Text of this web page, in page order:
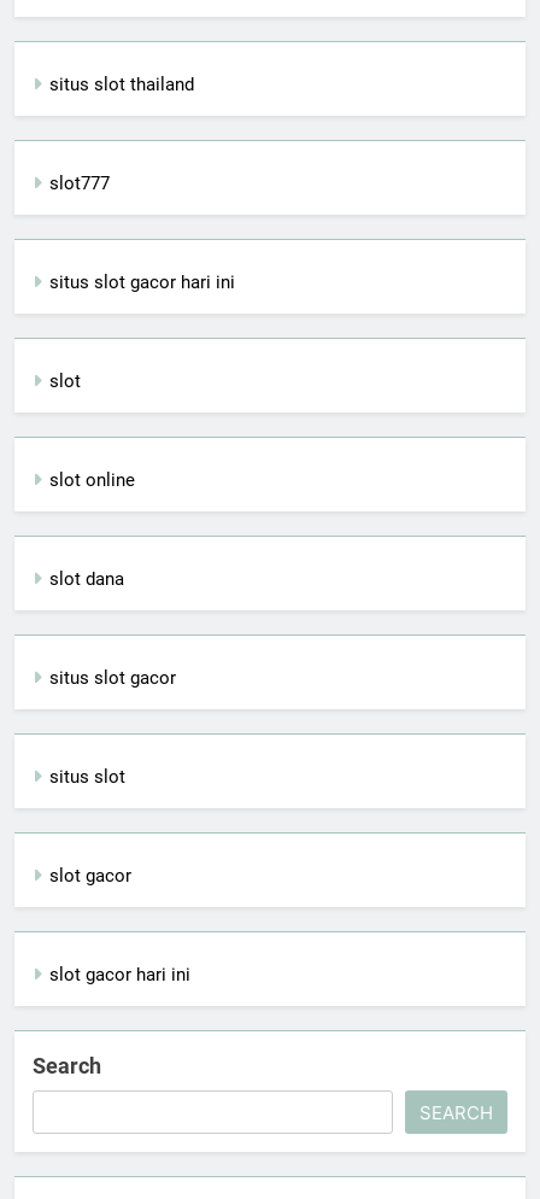
situs slot thailand
slot777
situs slot gacor hari ini
slot
slot online
slot dana
situs slot gacor
situs slot
slot gacor
slot gacor hari ini
Search
SEARCH